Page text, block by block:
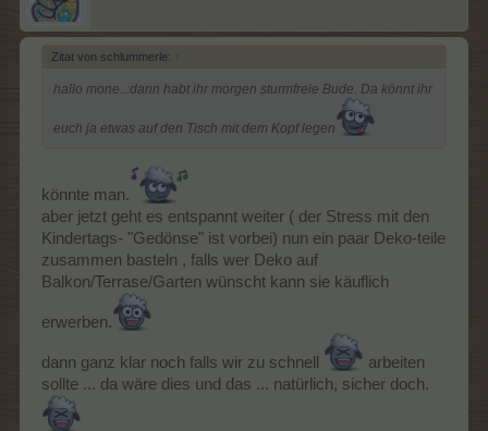
Zitat von schlummerle: ↑
hallo mone...dann habt ihr morgen sturmfreie Bude. Da könnt ihr
euch ja etwas auf den Tisch mit dem Kopf legen
könnte man.
aber jetzt geht es entspannt weiter ( der Stress mit den
Kindertags- "Gedönse" ist vorbei) nun ein paar Deko-teile
zusammen basteln , falls wer Deko auf
Balkon/Terrase/Garten wünscht kann sie käuflich
erwerben.
dann ganz klar noch falls wir zu schnell
arbeiten
sollte ... da wäre dies und das ... natürlich, sicher doch.